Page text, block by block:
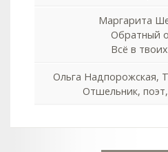
Маргарита
Обратный
Всё в
Ольга Надпорожская,
Отшельник,